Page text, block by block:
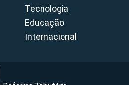
Tecnologia
Educação
Internacional